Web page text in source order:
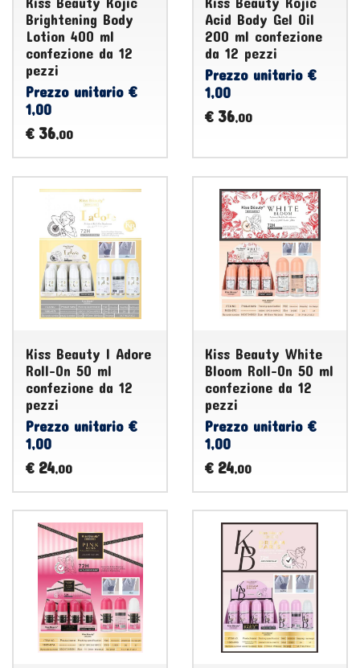
Brightening Body
Lotion 400 ml
confezione da 12
pezzi
Prezzo unitario €
1,00
€ 36,00
Acid Body Gel Oil
200 ml confezione
da 12 pezzi
Prezzo unitario €
1,00
€ 36,00
Kiss Beauty I Adore
Roll-On 50 ml
confezione da 12
pezzi
Prezzo unitario €
1,00
€ 24,00
Kiss Beauty White
Bloom Roll-On 50 ml
confezione da 12
pezzi
Prezzo unitario €
1,00
€ 24,00